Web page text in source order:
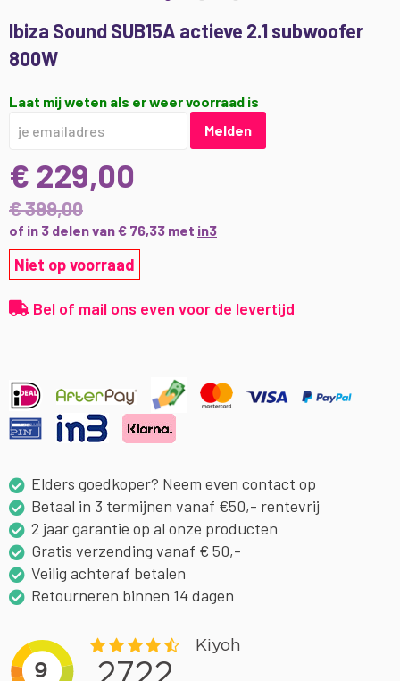
Ibiza Sound SUB15A actieve 2.1 subwoofer
800W
Laat mij weten als er weer voorraad is
Melden
€ 229,00
€ 399,00
of in 3 delen van € 76,33 met in3
Niet op voorraad
Bel of mail ons even voor de levertijd
Elders goedkoper? Neem even contact op
Betaal in 3 termijnen vanaf €50,- rentevrij
2 jaar garantie op al onze producten
Gratis verzending vanaf € 50,-
Veilig achteraf betalen
Retourneren binnen 14 dagen
naar
het
van
afbeeldingen-